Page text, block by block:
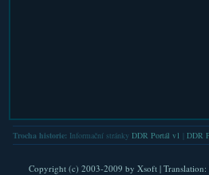
Trocha historie: Informační stránky DDR Portál v1 DDR
Copyright (c) 2003-2009 by Xsoft| Translation: